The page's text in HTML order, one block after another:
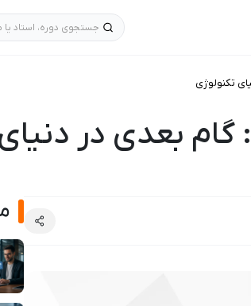
جستجوی دوره، استاد
تکنولوژی
بعدی در دنیای